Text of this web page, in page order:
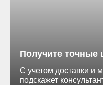
Получите точные
С учетом доставки и
подскажет